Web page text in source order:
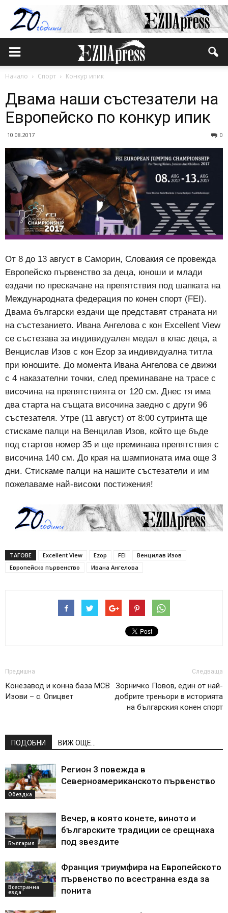
Начало Спорт Конкур ипик
Двама наши състезатели на
Европейско по конкур ипик
10.08.2017 0
От 8 до 13 август в Саморин, Словакия се провежда
Европейско първенство за деца, юноши и млади
ездачи по прескачане на препятствия под шапката на
Международната федерация по конен спорт (FEI).
Двама български ездачи ще представят страната ни
на състезанието. Ивана Ангелова с кон Excellent View
се състезава за индивидуален медал в клас деца, а
Венцислав Изов с кон Ezop за индивидуална титла
при юношите. До момента Ивана Ангелова се движи
с 4 наказателни точки, след преминаване на трасе с
височина на препятствията от 120 см. Днес тя има
два старта на същата височина заедно с други 96
състезателя. Утре (11 август) от 8:00 сутринта ще
стискаме палци на Венцилав Изов, който ще бъде
под стартов номер 35 и ще преминава препятствия с
височина 140 см. До края на шампионата има още 3
дни. Стискаме палци на нашите състезатели и им
пожелаваме най-високи постижения!
ТАГОВЕ Excellent View Ezop FEI
Венцилав Изов
Европейско първенство
Ивана Ангелова
Предишна
Конезавод и конна база МСВ
Изови – с. Опицвет
Следваща
Зорничко Повов, един от най-
добрите треньори в историята
на българския конен спорт
ПОДОБНИ ВИЖ ОЩЕ...
Обездка
Регион 3 повежда в
Северноамериканското първенство
България
Вечер, в която конете, виното и
българските традиции се срещнаха
под звездите
Всестранна
езда
Франция триумфира на Европейското
първенство по всестранна езда за
понита